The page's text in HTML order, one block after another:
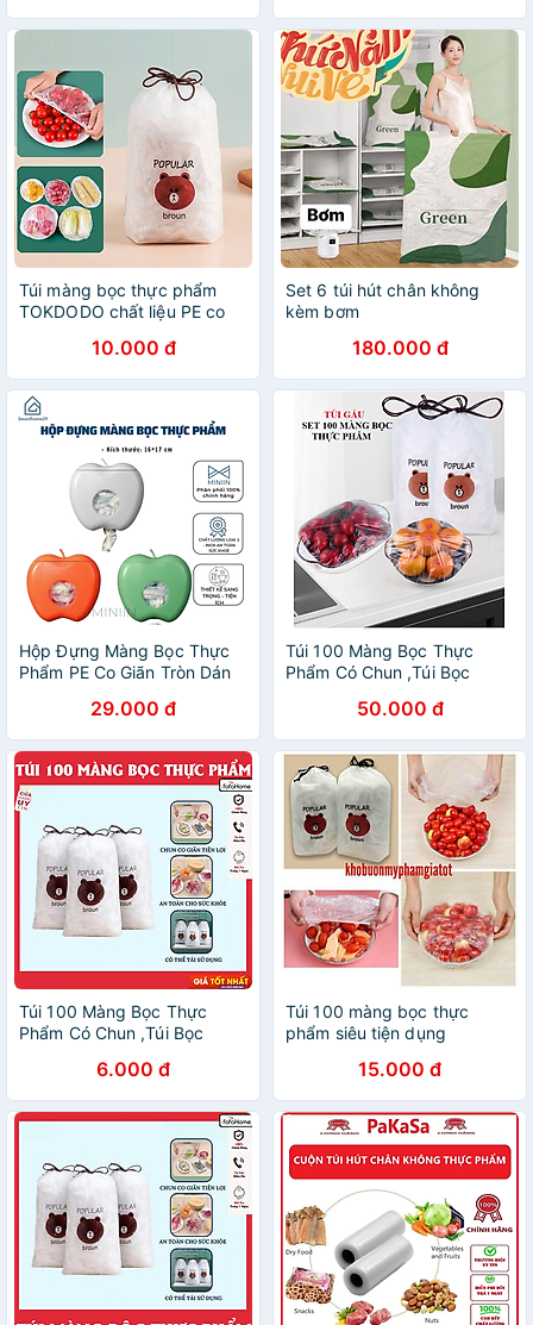
Túi màng bọc thực phẩm
TOKDODO chất liệu PE co
gấu bọc đồ ăn thực phẩm
có thể tái sử đụng, (túi 80-
100 chiếc)
10.000 đ
Set 6 túi hút chân không
kèm bơm
180.000 đ
Hộp Đựng Màng Bọc Thực
Phẩm PE Co Giãn Tròn Dán
Nilong Tròn - HÀNG CHÍNH
HÃNG MINIIN
29.000 đ
Túi 100 Màng Bọc Thực
Phẩm Có Chun ,Túi Bọc
Màng Bọc Thực Phẩm Túi
Gấu Màng Bọc Thực Phẩm
PE Có Chun Bọc Đồ Ăn Co
Giãn Tái Sử Dụng
50.000 đ
Túi 100 Màng Bọc Thực
Phẩm Có Chun ,Túi Bọc
Màng Bọc Thực Phẩm Túi
Gấu Màng Bọc Thực Phẩm
PE Có Chun Bọc Đồ Ăn Co
6.000 đ
Túi 100 màng bọc thực
phẩm siêu tiện dụng
15.000 đ